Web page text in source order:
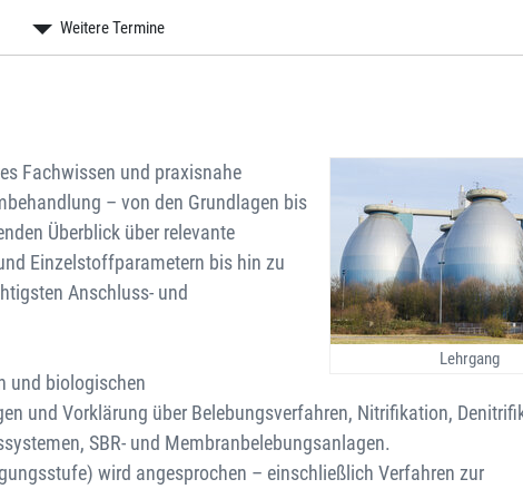
Lehrgang
Fachwissen und praxisnahe
– von den Grundlagen bis
Überblick über relevante
Einzelstoffparametern bis hin zu
Anschluss- und
und biologischen
und Vorklärung über Belebungsverfahren, Nitrifikation,
SBR- und Membranbelebungsanlagen.
wird angesprochen – einschließlich Verfahren zur